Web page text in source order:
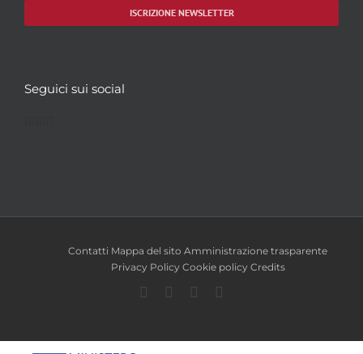
ISCRIZIONE NEWSLETTER
Seguici sui social
Contatti Mappa del sito Amministrazione trasparente
Privacy Policy Cookie policy Credits
Facebook
TwitterYouTube